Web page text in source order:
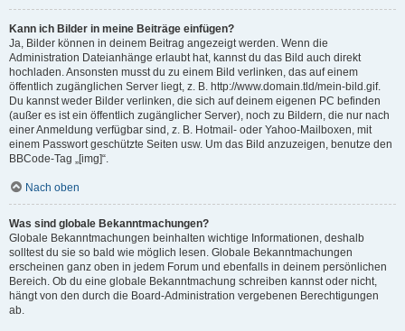
Kann ich Bilder in meine Beiträge einfügen?
Ja, Bilder können in deinem Beitrag angezeigt werden. Wenn die
Administration Dateianhänge erlaubt hat, kannst du das Bild auch direkt
hochladen. Ansonsten musst du zu einem Bild verlinken, das auf einem
öffentlich zugänglichen Server liegt, z. B. http://www.domain.tld/mein-bild.gif.
Du kannst weder Bilder verlinken, die sich auf deinem eigenen PC befinden
(außer es ist ein öffentlich zugänglicher Server), noch zu Bildern, die nur nach
einer Anmeldung verfügbar sind, z. B. Hotmail- oder Yahoo-Mailboxen, mit
einem Passwort geschützte Seiten usw. Um das Bild anzuzeigen, benutze den
BBCode-Tag „[img]“.
Nach oben
Was sind globale Bekanntmachungen?
Globale Bekanntmachungen beinhalten wichtige Informationen, deshalb
solltest du sie so bald wie möglich lesen. Globale Bekanntmachungen
erscheinen ganz oben in jedem Forum und ebenfalls in deinem persönlichen
Bereich. Ob du eine globale Bekanntmachung schreiben kannst oder nicht,
hängt von den durch die Board-Administration vergebenen Berechtigungen
ab.